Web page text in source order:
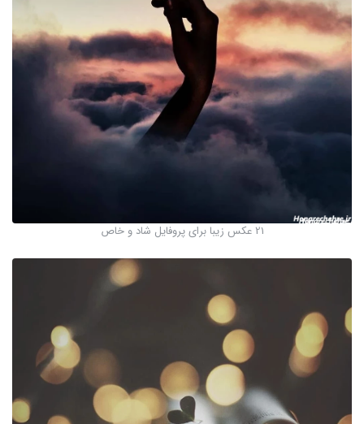
21 عکس زیبا برای پروفایل شاد و خاص